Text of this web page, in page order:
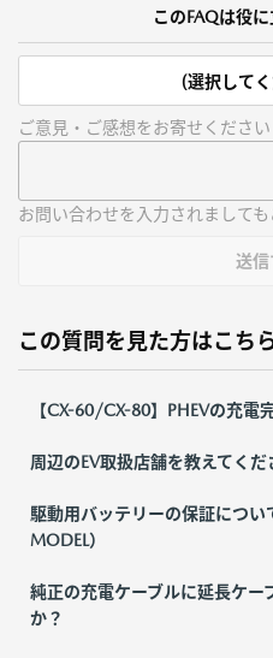
このFAQは役
(選択して
ご意見・ご感想をお寄せください
お問い合わせを入力されまして
送信
この質問を見た方はこち
【CX-60/CX-80】PHEVの充電
周辺のEV取扱店舗を教えてくだ
駆動用バッテリーの保証につい
MODEL）
純正の充電ケーブルに延長ケー
か？